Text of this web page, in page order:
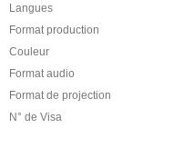
Langues
Format production
Couleur
Format audio
Format de projection
N° de Visa